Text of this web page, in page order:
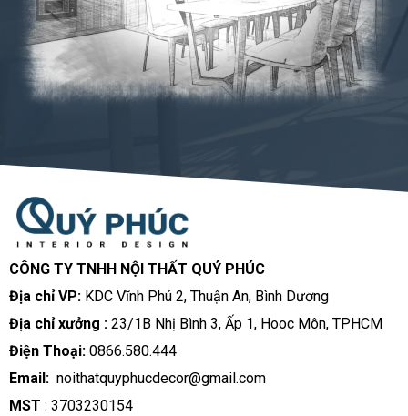
CÔNG TY TNHH NỘI THẤT QUÝ PHÚC
Địa chỉ VP: KDC Vĩnh Phú 2, Thuận An, Bình Dương
Địa chỉ xưởng :23/1B Nhị Bình 3, Ấp 1, Hooc Môn, TPHCM
Điện Thoại:0866.580.444
Email:noithatquyphucdecor@gmail.com
MST : 3703230154